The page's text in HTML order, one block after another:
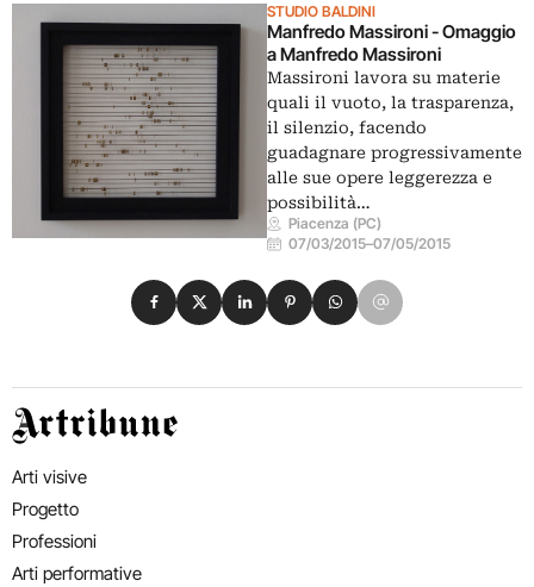
STUDIO BALDINI
Manfredo Massironi - Omaggio
a Manfredo Massironi
Massironi lavora su materie
quali il vuoto, la trasparenza,
il silenzio, facendo
guadagnare progressivamente
alle sue opere leggerezza e
possibilità…
Piacenza (PC)
07/03/2015–07/05/2015
Condividi su Facebook
Condividi su X
Condividi su LinkedIn
Condividi su Pinterest
Condividi su WhatsApp
Condividi su Email
Artribune
Arti visive
Progetto
Professioni
Arti performative